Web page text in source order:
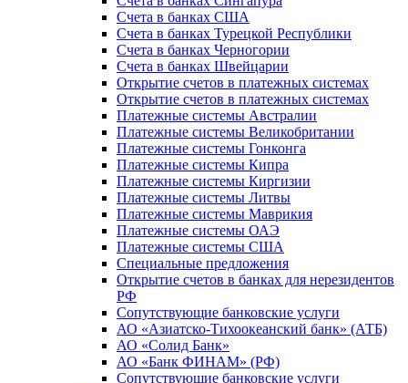
Счета в банках США
Счета в банках Турецкой Республики
Счета в банках Черногории
Счета в банках Швейцарии
Открытие счетов в платежных системах
Открытие счетов в платежных системах
Платежные системы Австралии
Платежные системы Великобритании
Платежные системы Гонконга
Платежные системы Кипра
Платежные системы Киргизии
Платежные системы Литвы
Платежные системы Маврикия
Платежные системы ОАЭ
Платежные системы США
Специальные предложения
Открытие счетов в банках для нерезидентов
РФ
Сопутствующие банковские услуги
АО «Азиатско-Тихоокеанский банк» (АТБ)
АО «Солид Банк»
АО «Банк ФИНАМ» (РФ)
Сопутствующие банковские услуги